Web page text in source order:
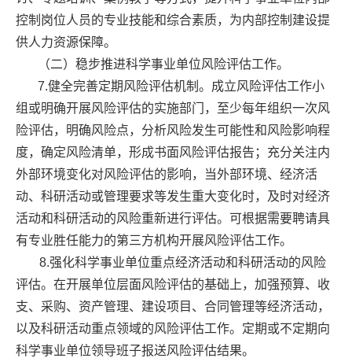
控制岗位人员的专业技能和综合素质，为内部控制建设提
供人力资源保障。
（二）稳步推进科学事业单位风险评估工作。
7.健全完善定期风险评估机制。成立风险评估工作小
组或明确开展风险评估的实施部门，至少每年组织一次风
险评估，明确风险点，分析风险发生可能性和风险影响程
度，确定风险清单，形成书面风险评估报告；充分关注内
外部环境变化对风险评估的影响，当外部环境、经济活
动、科研活动或管理要求等发生重大变化时，及时对经济
活动和科研活动的风险重新进行评估。可根据需要聘请具
有专业胜任能力的第三方机构开展风险评估工作。
8.强化科学事业单位重点经济活动和科研活动的风险
评估。在开展单位层面风险评估的基础上，加强预算、收
支、采购、资产管理、建设项目、合同管理等经济活动，
以及科研活动重点领域的风险评估工作。定期或不定期向
科学事业单位领导班子报送风险评估结果。